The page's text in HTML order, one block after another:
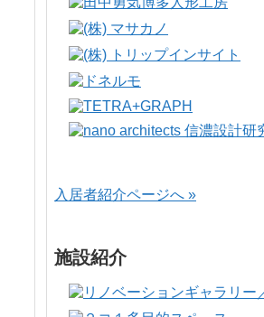
入居者紹介ページへ »
施設紹介